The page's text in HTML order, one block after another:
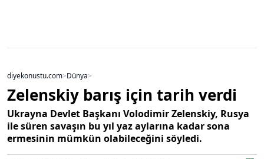
diyekonustu.com>Dünya>
Zelenskiy barış için tarih verdi
Ukrayna Devlet Başkanı Volodimir Zelenskiy, Rusya
ile süren savaşın bu yıl yaz aylarına kadar sona
ermesinin mümkün olabileceğini söyledi.